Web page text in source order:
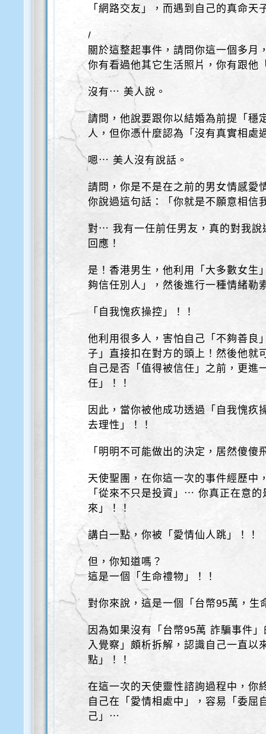
「網路交友」，而遇到自己的真命
/
關於這整起事件，請問你這一個多月
你有看過他其它生活照片，你有跟他
沒有⋯ 美人說。
請問，他說要跟你以結婚為前提「穩
人，但你憑什麼認為「沒有真實相處
嗯⋯ 美人沒有說話。
請問，你是不是在之前的男女情感愛
你說過這句話：「你就是不願意相信
對⋯ 我有一任前任男友，真的對我
回應！
是！香港男生，他利用「大多數女生
夠信任別人」，然後進行一種情緒勒
「自我愧疚操控」！！
他利用很多人，害怕自己「不夠善良
子」直接扣在對方的頭上！然後他就
自己是否「值得被信任」之前，更進
任」！！
因此，當你被他成功透過「自我愧疚
去理性」！！
「明明不可能做出的決定，居然傻
天使聖團，在你這一次的事件經歷中
「從來不只是投資」⋯ 你真正在意
來」！！
講白一點，你被「愛情仙人跳」！！
但，你知道嗎？
這是一個「生命禮物」！！
對你來說，這是一個「台幣95萬，生
因為如果沒有「台幣95萬 詐騙事件
入覺察」頗析拆解，認識自己一直以
點」！！
在這一次的天使靈性諮詢過程中，你
自己在「愛情相處中」，容易「委屈
己」⋯